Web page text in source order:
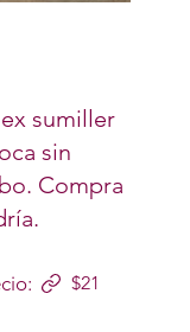
sumiller
sin
Compra
$21